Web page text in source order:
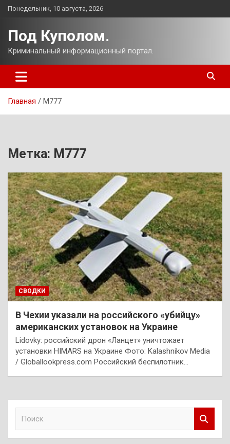
Перейти
Понедельник, 10 августа, 2026
Под Куполом.
Криминальный информационный портал.
Главная М777
Метка: М777
СВОДКИ
В Чехии указали на российского «убийцу»
американских установок на Украине
Lidovky: российский дрон «Ланцет» уничтожает
установки HIMARS на Украине Фото: Kalashnikov Media
/ Globallookpress.com Российский беспилотник…